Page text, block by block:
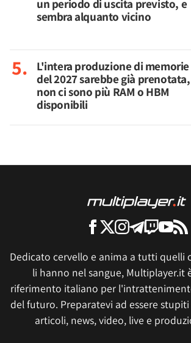
un periodo di uscita previsto, e
sembra alquanto vicino
L'intera produzione di memorie
del 2027 sarebbe già prenotata,
non ci sono più RAM o HBM
disponibili
Dedicato cervello e anima a tutti quelli
li hanno nel sangue, Multiplayer.it
riferimento italiano per
del futuro. Preparatevi ad essere
articoli, news, video, live e